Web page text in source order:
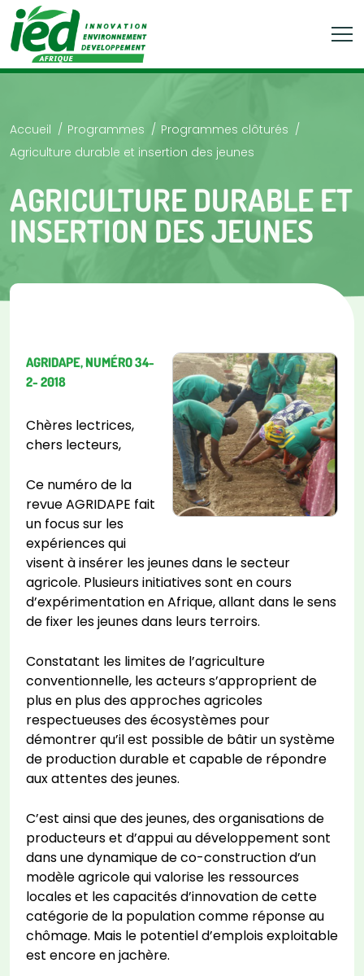
Accueil Programmes
Programmes clôturés
Agriculture durable et insertion des jeunes
AGRICULTURE DURABLE ET
INSERTION DES JEUNES
AGRIDAPE, NUMÉRO 34-
2- 2018
Chères lectrices,
chers lecteurs,
Ce numéro de la
revue AGRIDAPE fait
un focus sur les
expériences qui
visent à insérer les jeunes dans le secteur
agricole. Plusieurs initiatives sont en cours
d’expérimentation en Afrique, allant dans le sens
de fixer les jeunes dans leurs terroirs.
Constatant les limites de l’agriculture
conventionnelle, les acteurs s’approprient de
plus en plus des approches agricoles
respectueuses des écosystèmes pour
démontrer qu’il est possible de bâtir un système
de production durable et capable de répondre
aux attentes des jeunes.
C’est ainsi que des jeunes, des organisations de
producteurs et d’appui au développement sont
dans une dynamique de co-construction d’un
modèle agricole qui valorise les ressources
locales et les capacités d’innovation de cette
catégorie de la population comme réponse au
chômage. Mais le potentiel d’emplois exploitable
est encore en jachère.